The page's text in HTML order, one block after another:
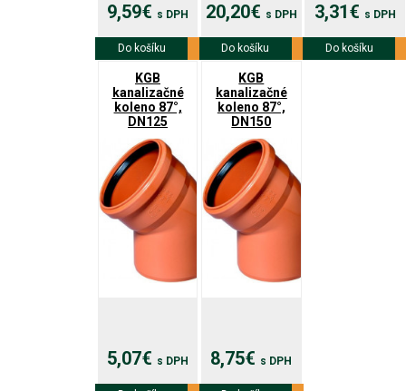
9,59€ s DPH
Viac info
Do košíku
20,20€ s DPH
Viac info
Do košíku
3,31€ s DPH
Viac info
Do košíku
KGB
kanalizačné
koleno 87°,
DN125
5,07€ s DPH
KGB
kanalizačné
koleno 87°,
DN150
8,75€ s DPH